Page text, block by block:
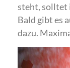
steht, solltet
Bald gibt es
dazu.